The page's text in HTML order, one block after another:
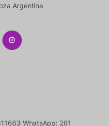
Argentina
WhatsApp: 261